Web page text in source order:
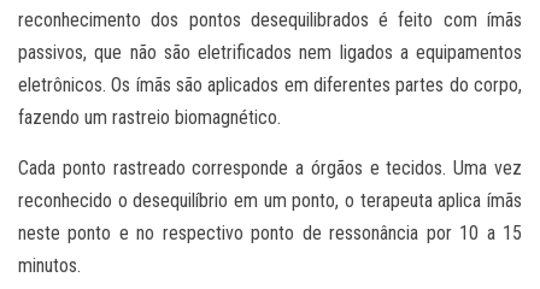
reconhecimento dos pontos desequilibrados é feito com ímãs
passivos, que não são eletrificados nem ligados a equipamentos
eletrônicos. Os ímãs são aplicados em diferentes partes do corpo,
fazendo um rastreio biomagnético.
Cada ponto rastreado corresponde a órgãos e tecidos. Uma vez
reconhecido o desequilíbrio em um ponto, o terapeuta aplica ímãs
neste ponto e no respectivo ponto de ressonância por 10 a 15
minutos.